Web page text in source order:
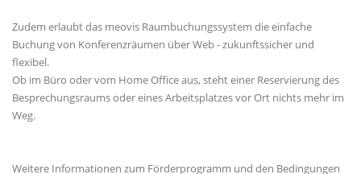
Zudem erlaubt das meovis Raumbuchungssystem die einfache
Buchung von Konferenzräumen über Web - zukunftssicher und
flexibel.
Ob im Büro oder vom Home Office aus, steht einer Reservierung des
Besprechungsraums oder eines Arbeitsplatzes vor Ort nichts mehr im
Weg.
Weitere Informationen zum Förderprogramm und den Bedingungen